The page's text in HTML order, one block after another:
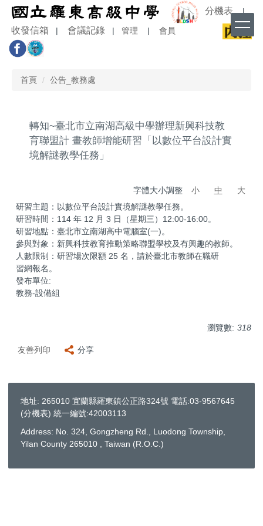
跳
到
主
要
內
分機表 |
收發信箱 會議記錄 管理 會員
首頁 公告_教務處
轉知~臺北市立南湖高級中學辦理新興科技教
育聯盟計 畫教師增能研習「以數位平台設計實
境解謎教學任務」
字體大小調整 小 中
大
研習主題：以數位平台設計實境解謎教學任務。
研習時間：114 年 12 月 3 日（星期三）12:00-16:00。
研習地點：臺北市立南湖高中電腦室(一)。
參與對象：新興科技教育推動策略聯盟學校及有興趣的教師。
人數限制：研習場次限額 25 名，請於臺北市教師在職研
習網報名。
發布單位:
教務-設備組
瀏覽數: 318
友善列印 分享
地址: 265010 宜蘭縣羅東鎮公正路324號 電話:03-9567645
(分機表) 統一編號:42003113
Address: No. 324, Gongzheng Rd., Luodong Township,
Yilan County 265010 , Taiwan (R.O.C.)